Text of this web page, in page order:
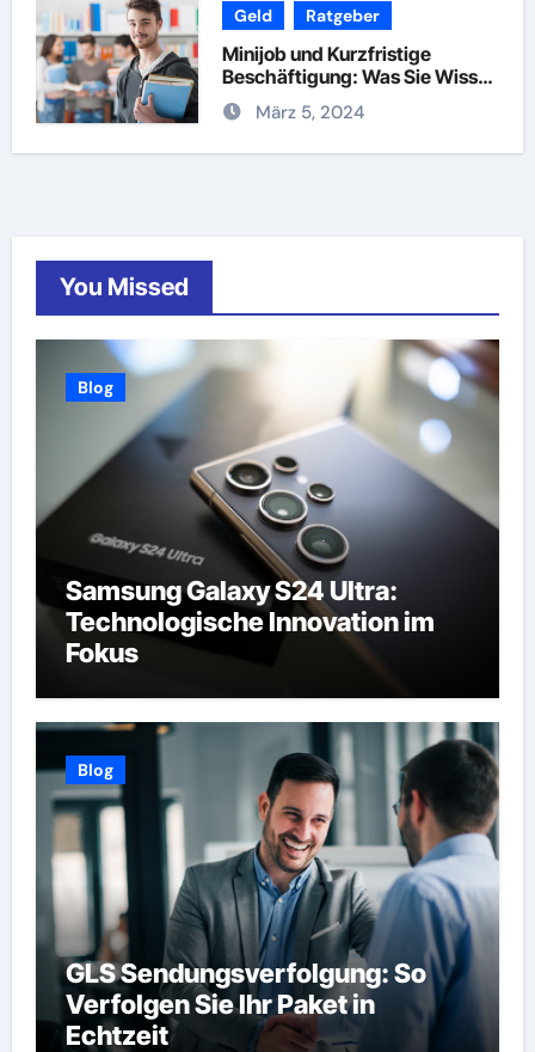
Geld Ratgeber
Minijob und Kurzfristige
Beschäftigung: Was Sie Wissen
Müssen
März 5, 2024
You Missed
Blog
Samsung Galaxy S24 Ultra:
Technologische Innovation im
Fokus
Blog
GLS Sendungsverfolgung: So
Verfolgen Sie Ihr Paket in
Echtzeit